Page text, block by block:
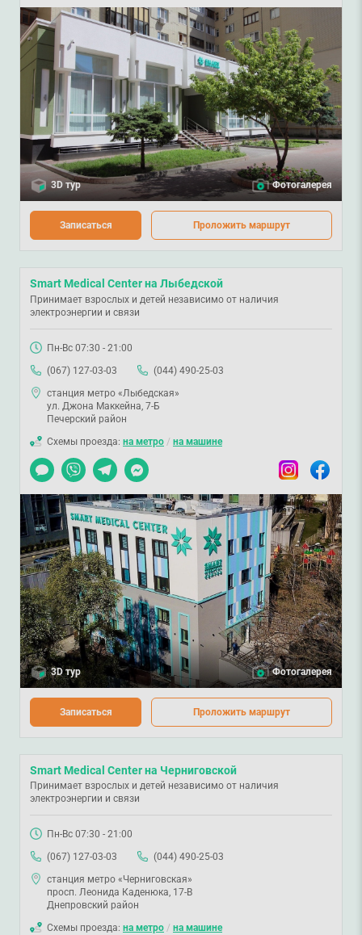
3D тур Фотогалерея
Записаться Проложить маршрут
Smart Medical Center на Лыбедской
Принимает взрослых и детей независимо от наличия
электроэнергии и связи
Пн-Вс 07:30 - 21:00
(067) 127-03-03
(044) 490-25-03
станция метро «Лыбедская»
ул. Джона Маккейна, 7-Б
Печерский район
Схемы проезда: на метро / на машине
Чат
Viber TelegramMessenger InstagramFacebook
3D тур Фотогалерея
Записаться Проложить маршрут
Smart Medical Center на Черниговской
Принимает взрослых и детей независимо от наличия
электроэнергии и связи
Пн-Вс 07:30 - 21:00
(067) 127-03-03
(044) 490-25-03
станция метро «Черниговская»
просп. Леонида Каденюка, 17-В
Днепровский район
Схемы проезда: на метро / на машине